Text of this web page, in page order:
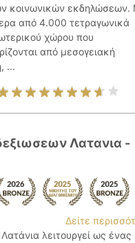
κοινωνικών εκδηλώσεων.
από 4.000 τετραγωνικά
χώρου που
από μεσογειακή
...
Λατανια -
Δείτε
λειτουργεί ως ένας